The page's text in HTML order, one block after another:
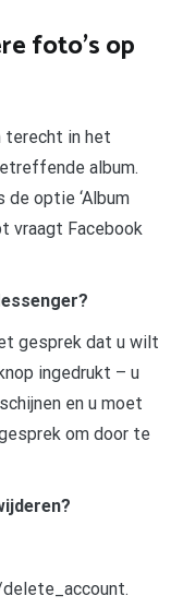
foto’s op
terecht in het
album.
optie ‘Album
vraagt Facebook
gesprek dat u wilt
ingedrukt – u
en u moet
om door te